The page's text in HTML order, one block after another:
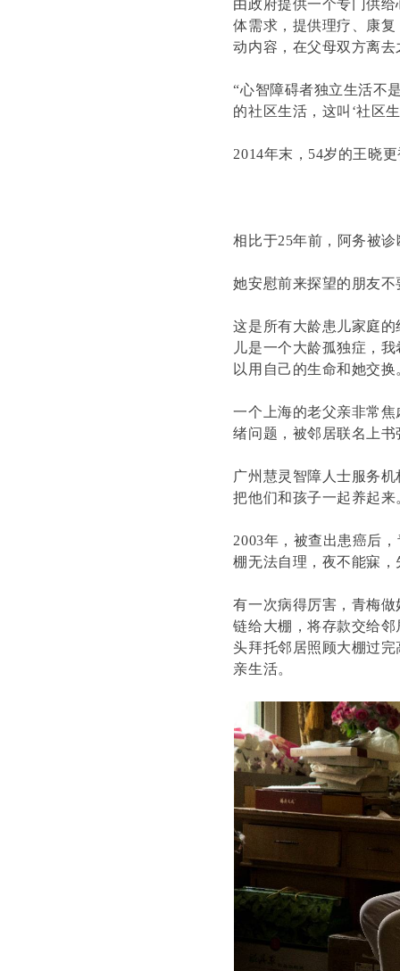
由政府提供一个专门供
体需求，提供理疗、康
动内容，在父母双方离
“心智障碍者独立生活不
的社区生活，这叫‘社区
2014年末，54岁的王晓
相比于25年前，阿务被
她安慰前来探望的朋友
这是所有大龄患儿家庭
儿是一个大龄孤独症，
以用自己的生命和她交换
一个上海的老父亲非常
绪问题，被邻居联名上
广州慧灵智障人士服务
把他们和孩子一起养起来
2003年，被查出患癌后
棚无法自理，夜不能寐
有一次病得厉害，青梅
链给大棚，将存款交给
头拜托邻居照顾大棚过
亲生活。